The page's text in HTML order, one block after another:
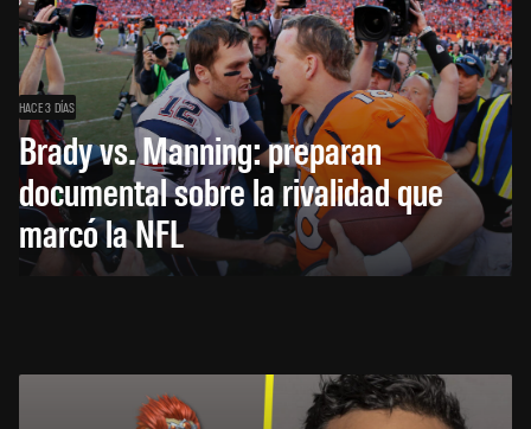
HACE 3 DÍAS
Brady vs. Manning: preparan
documental sobre la rivalidad que
marcó la NFL